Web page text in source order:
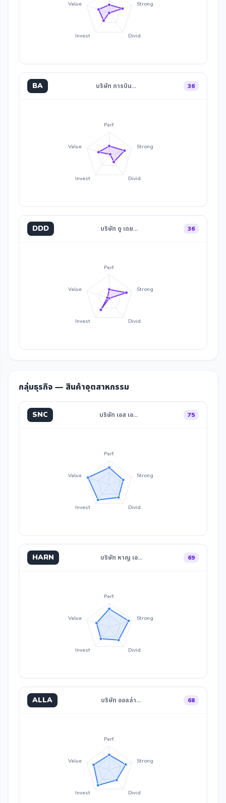
Strong
Divid.
Invest
Value
BA บริษัท การบิน… 36
Perf.
Strong
Divid.
Invest
Value
DDD บริษัท ดู เดย… 36
Perf.
Strong
Divid.
Invest
Value
กลุ่มธุรกิจ — สินค้าอุตสาหกรรม
SNC บริษัท เอส เอ… 75
Perf.
Strong
Divid.
Invest
Value
HARN บริษัท หาญ เอ… 69
Perf.
Strong
Divid.
Invest
Value
ALLA บริษัท ออลล่า… 68
Perf.
Strong
Divid.
Invest
Value